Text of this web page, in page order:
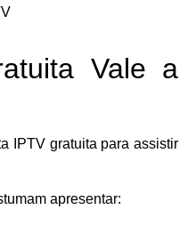
Vale a
IPTV gratuita para assistir
apresentar: